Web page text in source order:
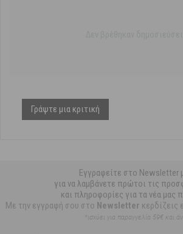
Γράψτε μια κριτική
Εγγραφείτε στο Newsletter
για να λαμβάνετε πρώτοι τις
και πληροφορίες για τα νέα μας
Με την εγγραφή σου στο Newsletter
*ισχύει για παραγγελία 59€ και